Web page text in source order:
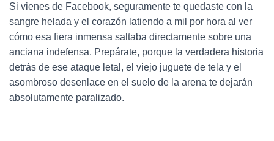
Ó
N
Si vienes de Facebook, seguramente te quedaste con la
sangre helada y el corazón latiendo a mil por hora al ver
cómo esa fiera inmensa saltaba directamente sobre una
anciana indefensa. Prepárate, porque la verdadera historia
detrás de ese ataque letal, el viejo juguete de tela y el
asombroso desenlace en el suelo de la arena te dejarán
absolutamente paralizado.